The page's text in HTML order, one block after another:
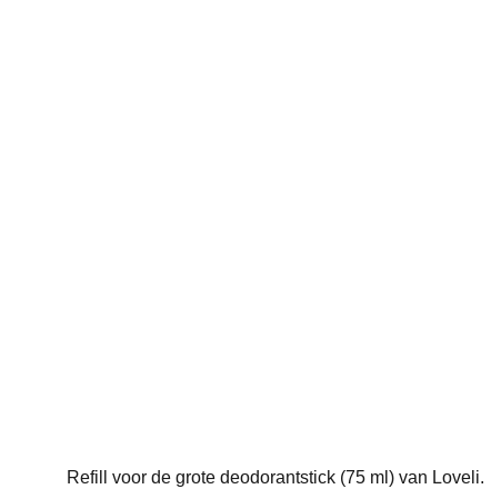
Refill voor de grote deodorantstick (75 ml) van Loveli.